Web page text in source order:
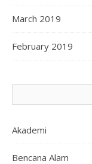
March 2019
February 2019
Akademi
Bencana Alam